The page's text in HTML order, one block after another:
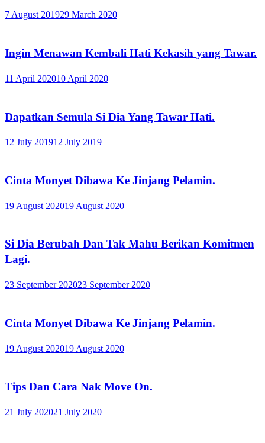
7 August 201929 March 2020
Ingin Menawan Kembali Hati Kekasih yang Tawar.
11 April 202010 April 2020
Dapatkan Semula Si Dia Yang Tawar Hati.
12 July 201912 July 2019
Cinta Monyet Dibawa Ke Jinjang Pelamin.
19 August 202019 August 2020
Si Dia Berubah Dan Tak Mahu Berikan Komitmen
Lagi.
23 September 202023 September 2020
Cinta Monyet Dibawa Ke Jinjang Pelamin.
19 August 202019 August 2020
Tips Dan Cara Nak Move On.
21 July 202021 July 2020